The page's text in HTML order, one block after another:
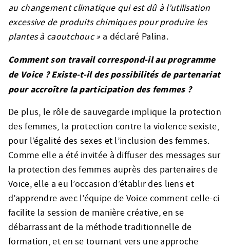
au changement climatique qui est dû à l’utilisation
excessive de produits chimiques pour produire les
plantes à caoutchouc » a déclaré Palina.
Comment son travail correspond-il au programme
de Voice ? Existe-t-il des possibilités de partenariat
pour accroître la participation des femmes ?
De plus, le rôle de sauvegarde implique la protection
des femmes, la protection contre la violence sexiste,
pour l’égalité des sexes et l’inclusion des femmes.
Comme elle a été invitée à diffuser des messages sur
la protection des femmes auprès des partenaires de
Voice, elle a eu l’occasion d’établir des liens et
d’apprendre avec l’équipe de Voice comment celle-ci
facilite la session de manière créative, en se
débarrassant de la méthode traditionnelle de
formation, et en se tournant vers une approche